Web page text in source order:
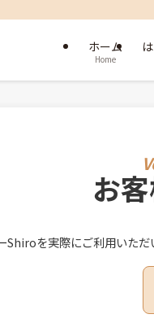
ホーム
Home
お
Shiroを実際にご利用いただ